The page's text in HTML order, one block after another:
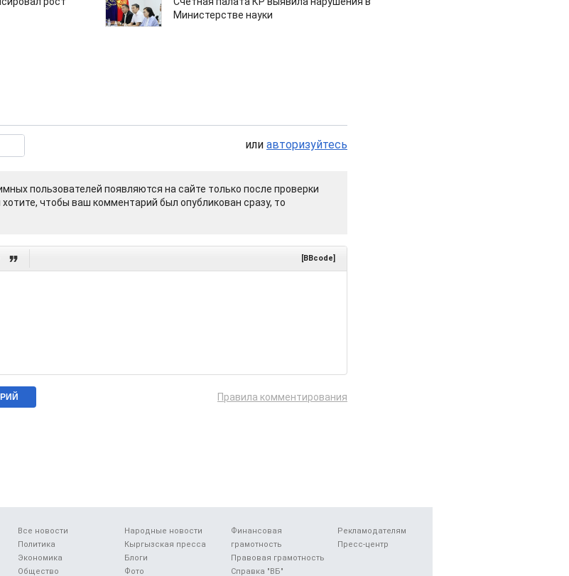
Министерстве науки
или авторизуйтесь
пользователей появляются на сайте только после проверки
чтобы ваш комментарий был опубликован сразу, то
 [BBcode]
Правила комментирования
Все новости
Политика
Экономика
Общество
Народные новости
Кыргызская пресса
Блоги
Фото
Финансовая
грамотность
Правовая грамотность
Справка "ВБ"
Рекламодателям
Пресс-центр